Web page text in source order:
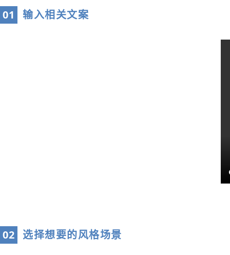
01 输入相关文案
02 选择想要的风格场景